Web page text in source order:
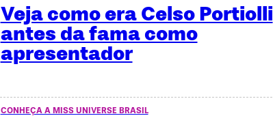
Veja como era Celso Portiolli
antes da fama como
apresentador
CONHEÇA A MISS UNIVERSE BRASIL